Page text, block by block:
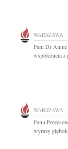
WARSZAWA
Pani Dr Annie
współczucia
WARSZAWA
Panu
wyrazy